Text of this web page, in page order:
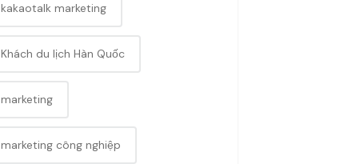
kakaotalk marketing
Khách du lịch Hàn Quốc
marketing
marketing công nghiệp